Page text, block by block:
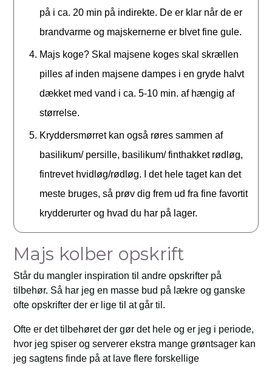
på i ca. 20 min på indirekte. De er klar når de er
brandvarme og majskernerne er blvet fine gule.
Majs koge? Skal majsene koges skal skrællen
pilles af inden majsene dampes i en gryde halvt
dækket med vand i ca. 5-10 min. af hængig af
størrelse.
Kryddersmørret kan også røres sammen af
basilikum/ persille, basilikum/ finthakket rødløg,
fintrevet hvidløg/rødløg. I det hele taget kan det
meste bruges, så prøv dig frem ud fra fine favortit
krydderurter og hvad du har på lager.
Majs kolber opskrift
Står du mangler inspiration til andre opskrifter på
tilbehør. Så har jeg en masse bud på lækre og ganske
ofte opskrifter der er lige til at går til.
Ofte er det tilbehøret der gør det hele og er jeg i periode,
hvor jeg spiser og serverer ekstra mange grøntsager kan
jeg sagtens finde på at lave flere forskellige